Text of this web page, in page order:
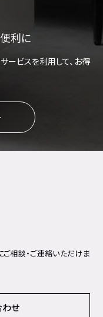
利に
ービスを利用して、お得
相談・ご連絡いただけま
せ